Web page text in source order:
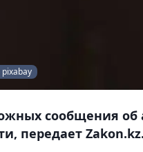
сообщения об
передает Zakon.kz.